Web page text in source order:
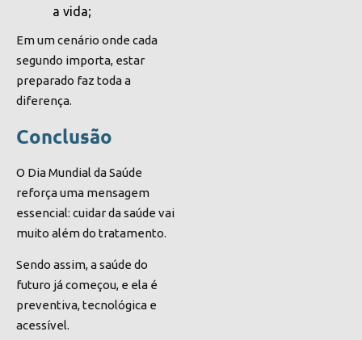
a vida;
Em um cenário onde cada
segundo importa, estar
preparado faz toda a
diferença.
Conclusão
O Dia Mundial da Saúde
reforça uma mensagem
essencial: cuidar da saúde vai
muito além do tratamento.
Sendo assim, a saúde do
futuro já começou, e ela é
preventiva, tecnológica e
acessível.